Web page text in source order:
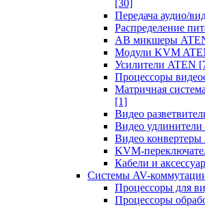
[30]
Передача аудио/
Распределение
АВ микшеры
Модули KVM
Усилители ATEN
Процессоры
Матричная
[1]
Видео
Видео
Видео конвертеры
KVM-
Кабели и
Системы AV-
Процессоры для
Процессоры